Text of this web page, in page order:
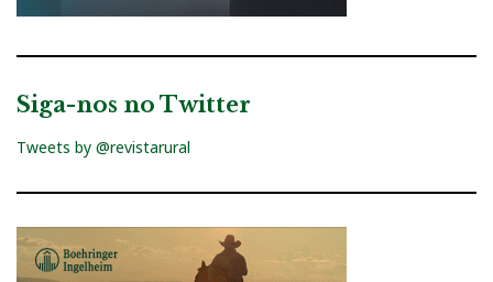
Siga-nos no Twitter
Tweets by @revistarural